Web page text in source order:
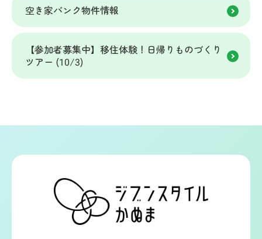
空き家バンク物件情報
【参加者募集中】移住体験！日帰りものづくり
ツアー (10/3)